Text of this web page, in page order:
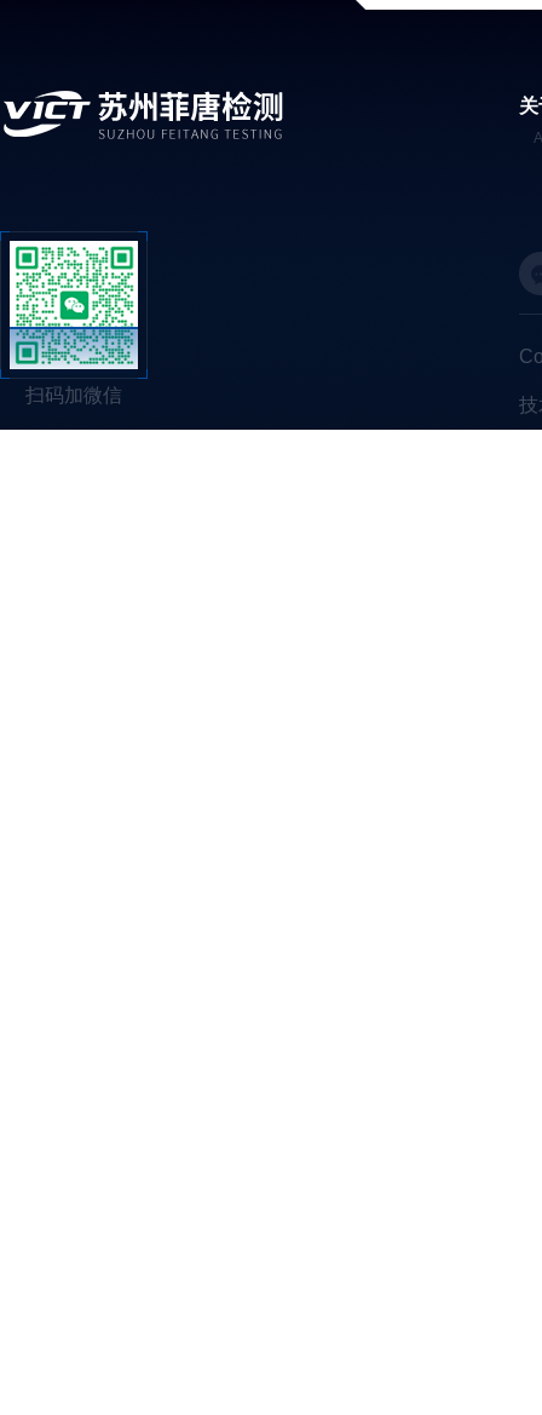
扫码加微信 技